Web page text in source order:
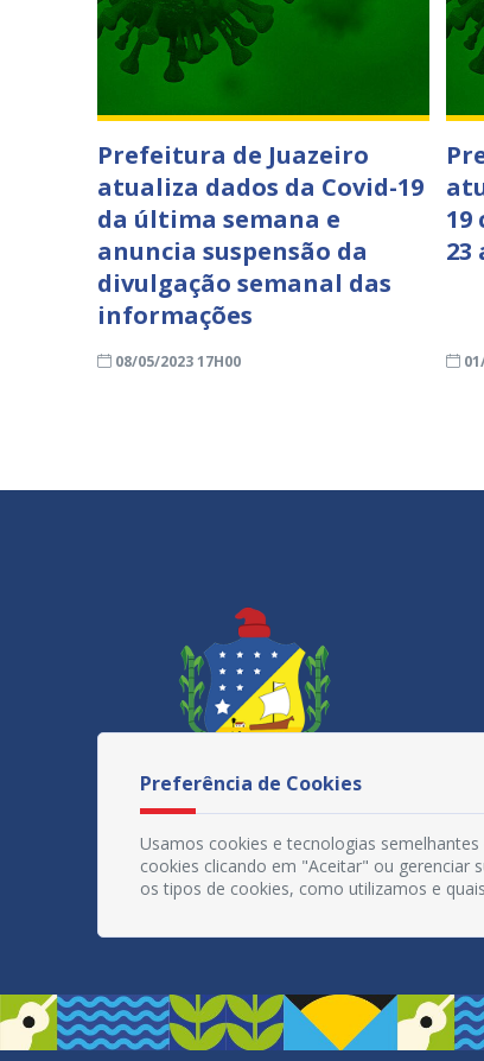
Prefeitura de Juazeiro
atualiza dados da Covid-19
da última semana e
anuncia suspensão da
divulgação semanal das
informações
08/05/2023 17H00
19
23
Preferência de Cookies
Usamos cookies e tecnologias
cookies clicando em "Aceitar" ou gerenciar
os tipos de cookies, como utilizamos e